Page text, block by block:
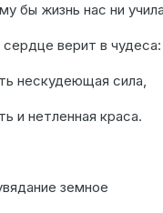
бы жизнь нас ни
верит в чудеса:
нескудеющая сила,
и нетленная краса.
земное